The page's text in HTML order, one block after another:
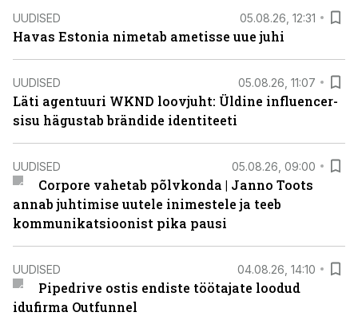
UUDISED 05.08.26, 12:31
Havas Estonia nimetab ametisse uue juhi
UUDISED 05.08.26, 11:07
Läti agentuuri WKND loovjuht: Üldine influencer-
sisu hägustab brändide identiteeti
UUDISED 05.08.26, 09:00
Corpore vahetab põlvkonda | Janno Toots
annab juhtimise uutele inimestele ja teeb
kommunikatsioonist pika pausi
UUDISED 04.08.26, 14:10
Pipedrive ostis endiste töötajate loodud
idufirma Outfunnel